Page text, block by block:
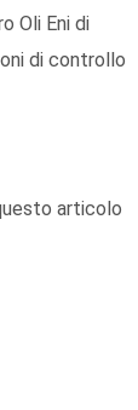
Oli Eni di
di controllo
articolo